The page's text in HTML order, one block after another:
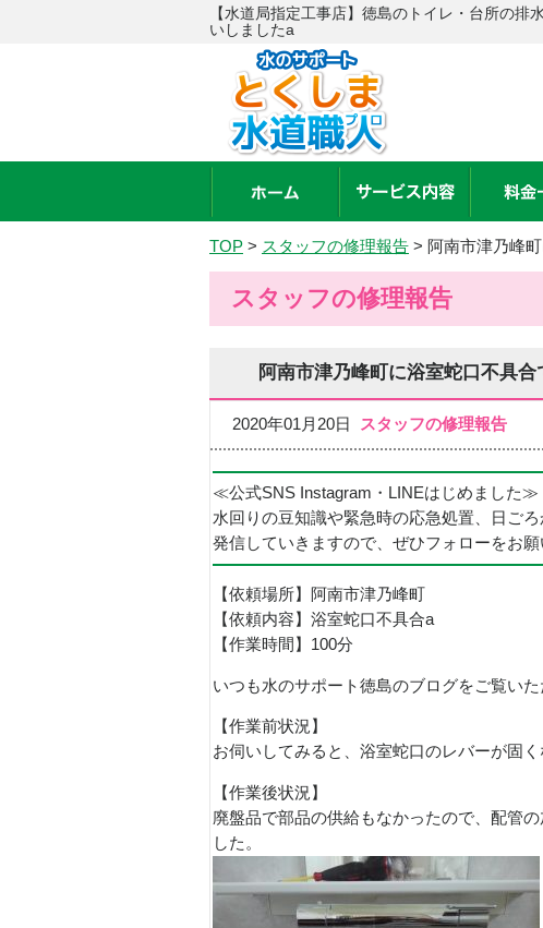
【水道局指定工事店】徳島のトイレ・台所の
いしましたa
TOP > スタッフの修理報告 > 阿南市津乃峰
スタッフの修理報告
阿南市津乃峰町に浴室蛇口不具
2020年01月20日 スタッフの修理報告
≪公式SNS Instagram・LINEはじめました≫
水回りの豆知識や緊急時の応急処置、日ご
発信していきますので、ぜひフォローをお願
【依頼場所】阿南市津乃峰町
【依頼内容】浴室蛇口不具合a
【作業時間】100分
いつも水のサポート徳島のブログをご覧いた
【作業前状況】
お伺いしてみると、浴室蛇口のレバーが固
【作業後状況】
廃盤品で部品の供給もなかったので、配管
した。